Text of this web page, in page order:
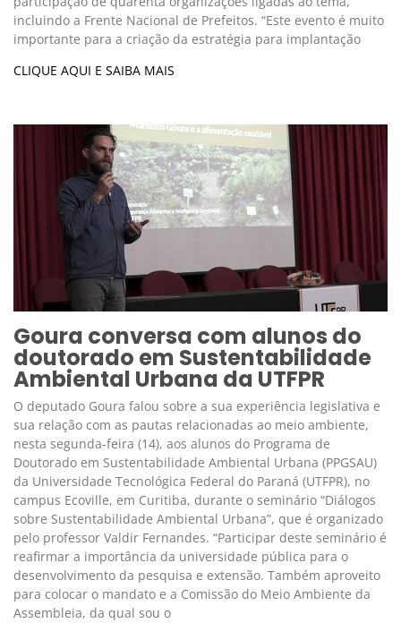
incluindo a Frente Nacional de Prefeitos. “Este evento é muito
importante para a criação da estratégia para implantação
CLIQUE AQUI E SAIBA MAIS
Goura conversa com alunos do
doutorado em Sustentabilidade
Ambiental Urbana da UTFPR
O deputado Goura falou sobre a sua experiência legislativa e
sua relação com as pautas relacionadas ao meio ambiente,
nesta segunda-feira (14), aos alunos do Programa de
Doutorado em Sustentabilidade Ambiental Urbana (PPGSAU)
da Universidade Tecnológica Federal do Paraná (UTFPR), no
campus Ecoville, em Curitiba, durante o seminário “Diálogos
sobre Sustentabilidade Ambiental Urbana”, que é organizado
pelo professor Valdir Fernandes. “Participar deste seminário é
reafirmar a importância da universidade pública para o
desenvolvimento da pesquisa e extensão. Também aproveito
para colocar o mandato e a Comissão do Meio Ambiente da
Assembleia, da qual sou o